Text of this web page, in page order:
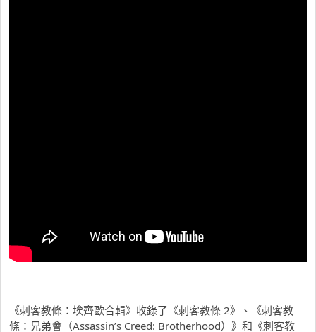
《刺客教條：埃齊歐合輯》收錄了《刺客教條 2》、《刺客教
條：兄弟會（Assassin’s Creed: Brotherhood）》和《刺客教